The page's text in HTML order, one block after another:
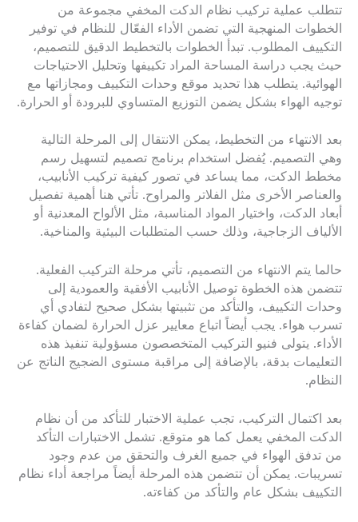
تتطلب عملية تركيب نظام الدكت المخفي مجموعة من
الخطوات المنهجية التي تضمن الأداء الفعّال للنظام في توفير
التكييف المطلوب. تبدأ الخطوات بالتخطيط الدقيق للتصميم،
حيث يجب دراسة المساحة المراد تكييفها وتحليل الاحتياجات
الهوائية. يتطلب هذا تحديد موقع وحدات التكييف ومجازاتها مع
توجيه الهواء بشكل يضمن التوزيع المتساوي للبرودة أو الحرارة.
بعد الانتهاء من التخطيط، يمكن الانتقال إلى المرحلة التالية
وهي التصميم. يُفضل استخدام برنامج تصميم لتسهيل رسم
مخطط الدكت، مما يساعد في تصور كيفية تركيب الأنابيب،
والعناصر الأخرى مثل الفلاتر والمراوح. تأتي هنا أهمية تفصيل
أبعاد الدكت، واختيار المواد المناسبة، مثل الألواح المعدنية أو
الألياف الزجاجية، وذلك حسب المتطلبات البيئية والمناخية.
حالما يتم الانتهاء من التصميم، تأتي مرحلة التركيب الفعلية.
تتضمن هذه الخطوة توصيل الأنابيب الأفقية والعمودية إلى
وحدات التكييف، والتأكد من تثبيتها بشكل صحيح لتفادي أي
تسرب هواء. يجب أيضاً اتباع معايير عزل الحرارة لضمان كفاءة
الأداء. يتولى فنيو التركيب المتخصصون مسؤولية تنفيذ هذه
التعليمات بدقة، بالإضافة إلى مراقبة مستوى الضجيج الناتج عن
النظام.
بعد اكتمال التركيب، تجب عملية الاختبار للتأكد من أن نظام
الدكت المخفي يعمل كما هو متوقع. تشمل الاختبارات التأكد
من تدفق الهواء في جميع الغرف والتحقق من عدم وجود
تسريبات. يمكن أن تتضمن هذه المرحلة أيضاً مراجعة أداء نظام
التكييف بشكل عام والتأكد من كفاءته.